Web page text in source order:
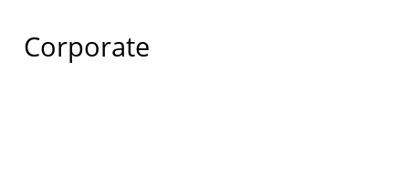
Corporate